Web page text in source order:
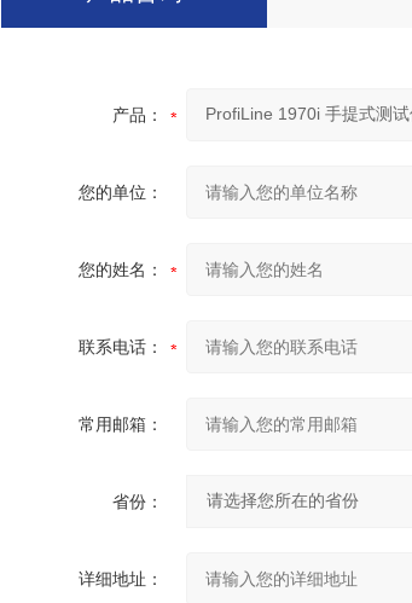
产品：
您的单位：
您的姓名：
联系电话：
常用邮箱：
省份：
详细地址：